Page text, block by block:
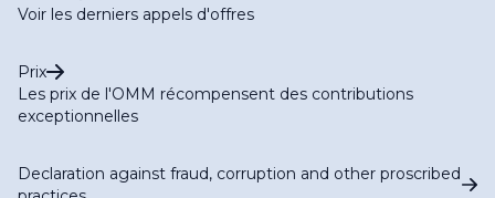
Voir les derniers appels d'offres
Prix
Les prix de l'OMM récompensent des contributions
exceptionnelles
Declaration against fraud, corruption and other proscribed